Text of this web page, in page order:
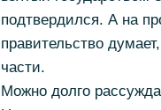
подтвердился. А на
правительство
части.
Можно долго